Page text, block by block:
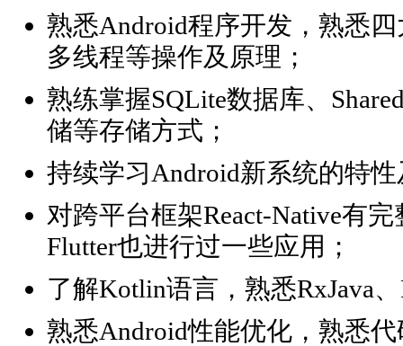
熟悉Android程序开发，熟悉
多线程等操作及原理；
熟练掌握SQLite数据库、
储等存储方式；
持续学习Android新系统的特
对跨平台框架React-Native有
Flutter也进行过一些应用；
了解Kotlin语言，熟悉RxJava
熟悉Android性能优化，熟悉